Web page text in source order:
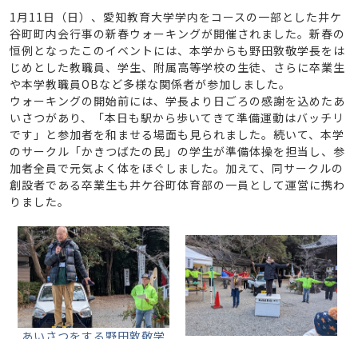
1月11日（日）、愛知教育大学学内をコースの一部とした井ケ
谷町町内会行事の新春ウォーキングが開催されました。新春の
恒例となったこのイベントには、本学からも野田敦敬学長をは
じめとした教職員、学生、附属高等学校の生徒、さらに卒業生
や本学教職員OBなど多様な関係者が参加しました。
ウォーキングの開始前には、学長より日ごろの感謝を込めたあ
いさつがあり、「本日も駅から歩いてきて準備運動はバッチリ
です」と参加者を和ませる場面も見られました。続いて、本学
のサークル「かきつばたの民」の学生が準備体操を担当し、参
加者全員で元気よく体をほぐしました。加えて、同サークルの
創設者である卒業生も井ケ谷町体育部の一員として運営に携わ
りました。
あいさつをする野田敦敬学